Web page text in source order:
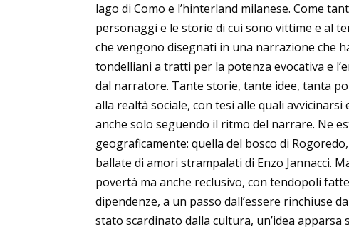
lago di Como e l’hinterland milanese. Come
personaggi e le storie di cui sono vittime e al
che vengono disegnati in una narrazione che
tondelliani a tratti per la potenza evocativa e
dal narratore. Tante storie, tante idee, tanta
alla realtà sociale, con tesi alle quali
anche solo seguendo il ritmo del narrare. Ne
geograficamente: quella del bosco di
ballate di amori strampalati di Enzo Jannacci.
povertà ma anche reclusivo, con tendopoli
dipendenze, a un passo dall’essere rinchiuse
stato scardinato dalla cultura, un’idea